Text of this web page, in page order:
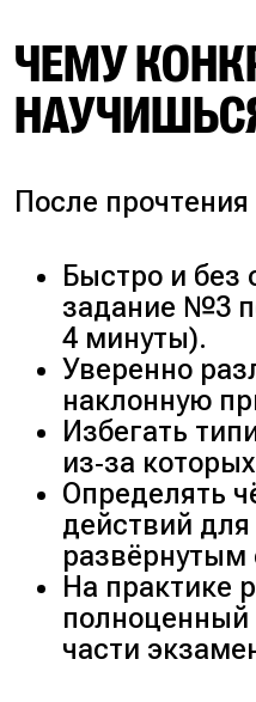
ЧЕМУ
После
Быстро и
задание №3
4 минуты).
Уверенно
наклонную
Избегать
из‑за
Определять
действий
развёрнутым
На практике
полноценный
части